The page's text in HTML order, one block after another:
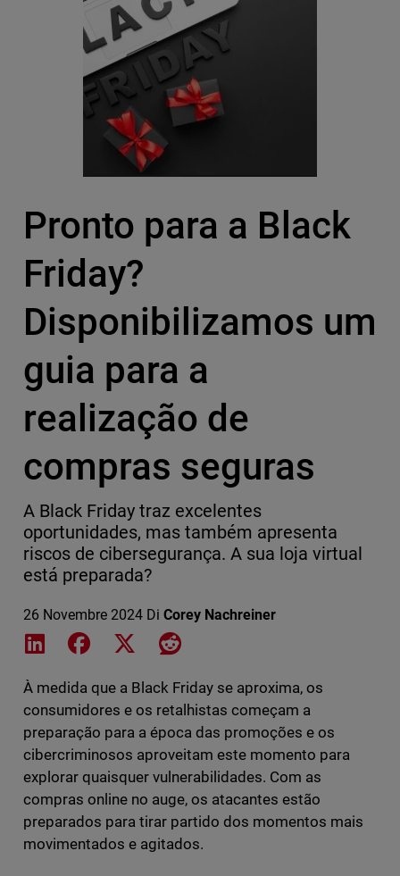
Pronto para a Black
Friday?
Disponibilizamos um
guia para a
realização de
compras seguras
A Black Friday traz excelentes
oportunidades, mas também apresenta
riscos de cibersegurança. A sua loja virtual
está preparada?
26 Novembre 2024 Di Corey Nachreiner
Share on LinkedIn
Share on Facebook
Share on XShare on Reddit
À medida que a Black Friday se aproxima, os
consumidores e os retalhistas começam a
preparação para a época das promoções e os
cibercriminosos aproveitam este momento para
explorar quaisquer vulnerabilidades. Com as
compras online no auge, os atacantes estão
preparados para tirar partido dos momentos mais
movimentados e agitados.